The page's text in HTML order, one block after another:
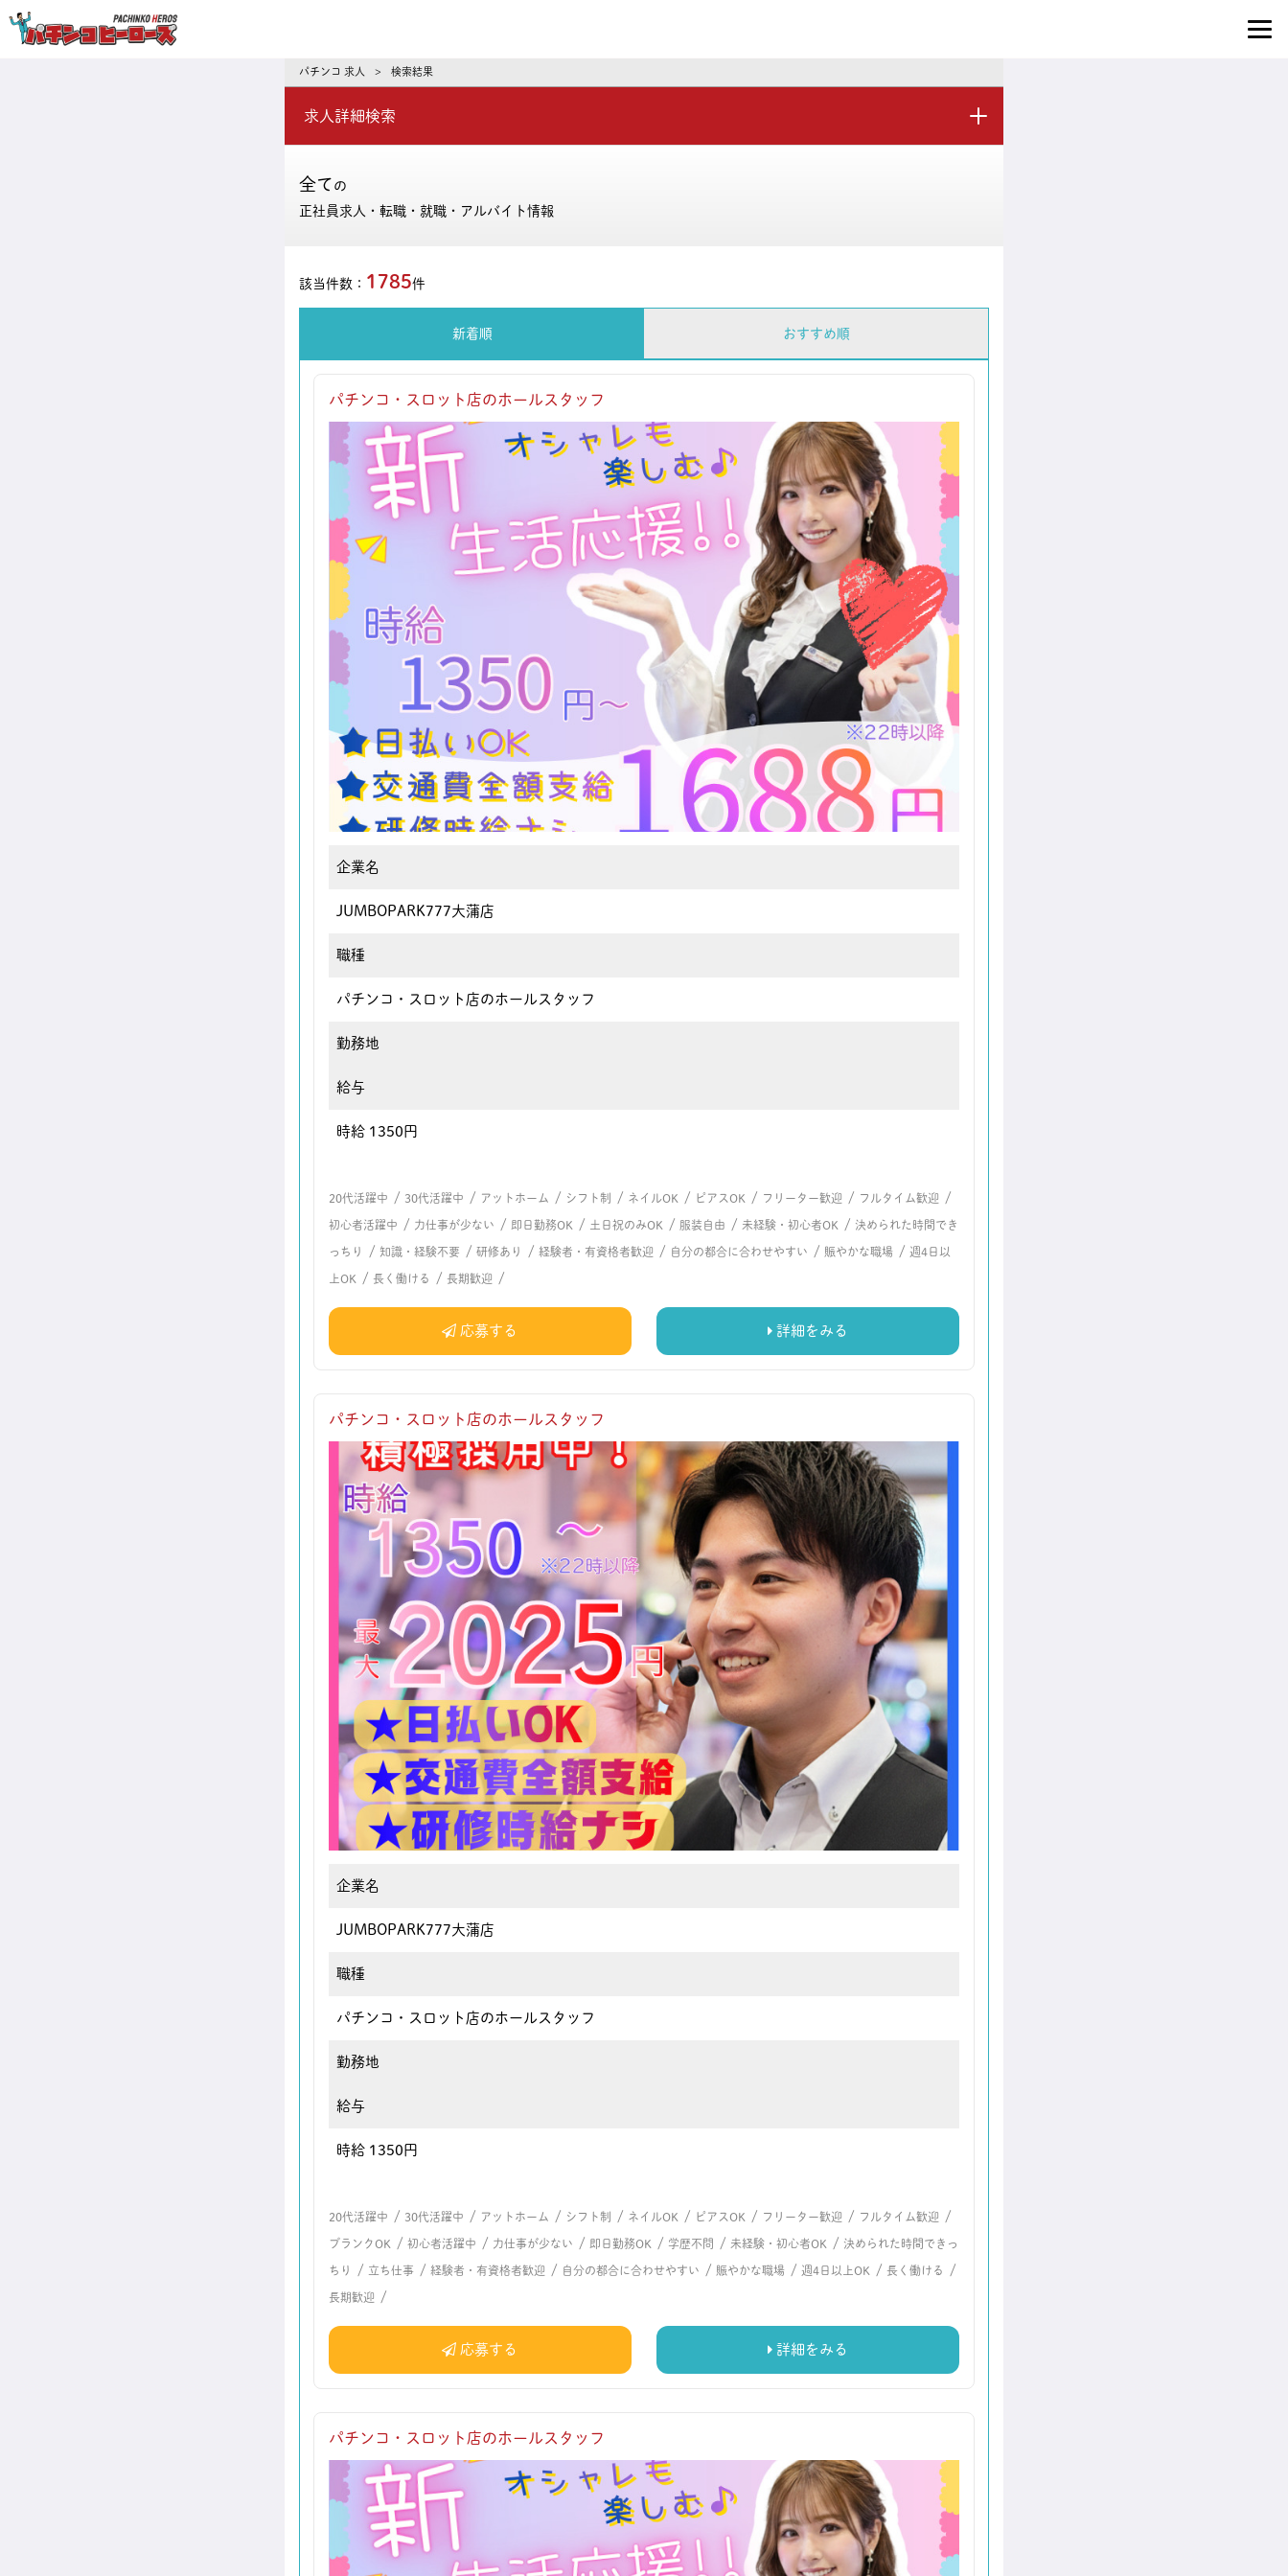
パチンコ 求人 > 検索結果
求人詳細検索
全て の
正社員求人・転職・就職・アルバイト情報
該当件数： 1785件
新着順 おすすめ順
パチンコ・スロット店のホールスタッフ
企業名
JUMBOPARK777大蒲店
職種
パチンコ・スロット店のホールスタッフ
勤務地
給与
時給 1350円
20代活躍中 / 30代活躍中 / アットホーム / シフト制 / ネイルOK / ピアスOK / フリーター歓迎 / フルタイム歓迎 /
初心者活躍中 / 力仕事が少ない / 即日勤務OK / 土日祝のみOK / 服装自由 / 未経験・初心者OK / 決められた時間でき
っちり / 知識・経験不要 / 研修あり / 経験者・有資格者歓迎 / 自分の都合に合わせやすい / 賑やかな職場 / 週4日以
上OK / 長く働ける / 長期歓迎 /
応募する 詳細をみる
パチンコ・スロット店のホールスタッフ
企業名
JUMBOPARK777大蒲店
職種
パチンコ・スロット店のホールスタッフ
勤務地
給与
時給 1350円
20代活躍中 / 30代活躍中 / アットホーム / シフト制 / ネイルOK / ピアスOK / フリーター歓迎 / フルタイム歓迎 /
ブランクOK / 初心者活躍中 / 力仕事が少ない / 即日勤務OK / 学歴不問 / 未経験・初心者OK / 決められた時間できっ
ちり / 立ち仕事 / 経験者・有資格者歓迎 / 自分の都合に合わせやすい / 賑やかな職場 / 週4日以上OK / 長く働ける /
長期歓迎 /
応募する 詳細をみる
パチンコ・スロット店のホールスタッフ